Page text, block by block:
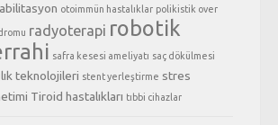
otoimmün hastalıklar polikistik over
radyoterapi robotik
safra kesesi ameliyatı saç dökülmesi
teknolojileri stent yerleştirme stres
Tiroid hastalıkları tıbbi cihazlar